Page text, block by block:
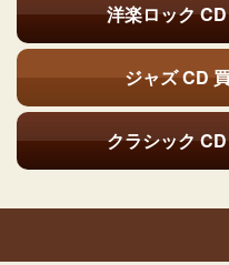
洋楽ロック CD
ジャズ CD
クラシック CD